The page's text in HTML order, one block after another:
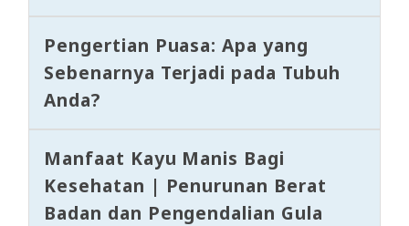
Pengertian Puasa: Apa yang
Sebenarnya Terjadi pada Tubuh
Anda?
Manfaat Kayu Manis Bagi
Kesehatan | Penurunan Berat
Badan dan Pengendalian Gula